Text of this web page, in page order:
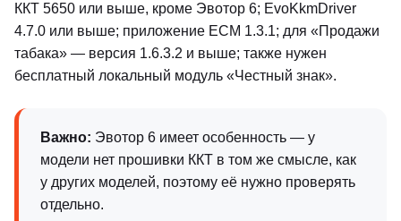
ККТ 5650 или выше, кроме Эвотор 6; EvoKkmDriver
4.7.0 или выше; приложение ЕСМ 1.3.1; для «Продажи
табака» — версия 1.6.3.2 и выше; также нужен
бесплатный локальный модуль «Честный знак».
Важно: Эвотор 6 имеет особенность — у
модели нет прошивки ККТ в том же смысле, как
у других моделей, поэтому её нужно проверять
отдельно.